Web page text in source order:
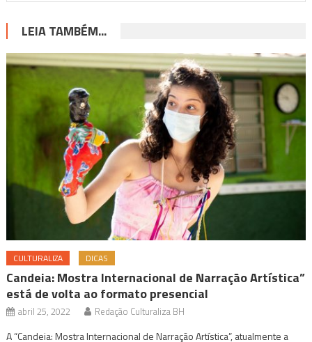
LEIA TAMBÉM...
CULTURALIZA DICAS
Candeia: Mostra Internacional de Narração Artística”
está de volta ao formato presencial
abril 25, 2022 Redação Culturaliza BH
A “Candeia: Mostra Internacional de Narração Artística”, atualmente a